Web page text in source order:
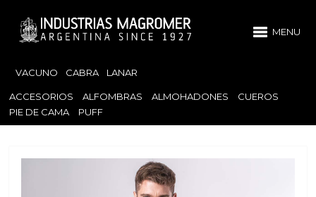
MENU
VACUNO CABRA LANAR
ACCESORIOS ALFOMBRAS ALMOHADONES
CUEROS
PIE DE CAMA
PUFF